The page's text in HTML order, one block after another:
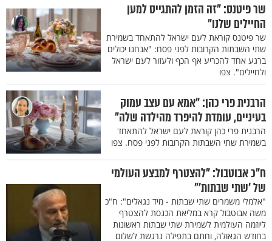
שר פיטנס: "זה הזמן להתגייס למען
החיילים שלנו"
שר פיטנס קוראת לעם ישראל להתאחד בשמירת
שתי השבתות הקרובות לפני פסח: "אנחנו יכולים
ברגע אחד להכריע אף הכף ולעזור לעם ישראל
ולחיילים". צפו
הרבנית פרי כהן: "אמא עם עצב עמוק
בעיניים, עומדת להיפרד מהילדה שלה"
הרבנית פרי כהן קוראת לעם ישראל להתאחד
בשמירת שתי השבתות הקרובות לפני פסח. צפו
ח"כ אבוטבול: "להצטרף למבצע העולמי
של 'שתי שבתות'"
"אלמלי משמרים שתי שבתות - מיד נגאלים": ח"כ
משה אבוטבול קרא במליאת הכנסת להצטרף
ליוזמה העולמית לשמירת שתי שבתות ראשונות
בחודש הגאולה, וחתם בתפילה נרגשת לשלום